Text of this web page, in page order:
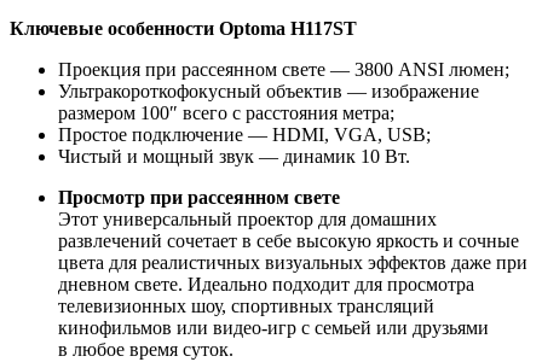
Ключевые особенности Optoma H117ST
Проекция при рассеянном свете — 3800 ANSI люмен;
Ультракороткофокусный объектив — изображение
размером 100″ всего с расстояния метра;
Простое подключение — HDMI, VGA, USB;
Чистый и мощный звук — динамик 10 Вт.
Просмотр при рассеянном свете
Этот универсальный проектор для домашних
развлечений сочетает в себе высокую яркость и сочные
цвета для реалистичных визуальных эффектов даже при
дневном свете. Идеально подходит для просмотра
телевизионных шоу, спортивных трансляций
кинофильмов или видео-игр с семьей или друзьями
в любое время суток.